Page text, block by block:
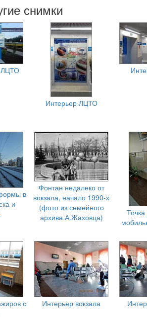
снимки
ЛЦТО
Интерьер ЛЦТО
в
и
Фонтан недалеко от
вокзала, начало 1990-х
(фото из семейного
архива А.Жаховца)
с
Интерьер вокзала